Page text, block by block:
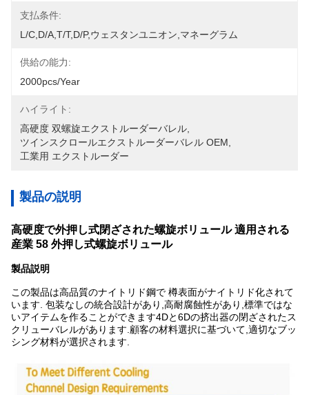
支払条件:
L/C,D/A,T/T,D/P,ウェスタンユニオン,マネーグラム
供給の能力:
2000pcs/year
ハイライト:
高硬度 双螺旋エクストルーダーバレル
ツインスクロールエクストルーダーバレル OEM
工業用 エクストルーダー
製品の説明
高硬度で外押し式閉ざされた螺旋ボリュール 適用される
産業 58 外押し式螺旋ボリュール
製品説明
この製品は高品質のナイトリド鋼で 樽表面がナイトリド化されて
います. 包装なしの統合設計があり,高耐腐蝕性があり,標準ではな
いアイテムを作ることができます4Dと6Dの挤出器の閉ざされたス
クリューバレルがあります.顧客の材料選択に基づいて,適切なブッ
シング材料が選択されます.